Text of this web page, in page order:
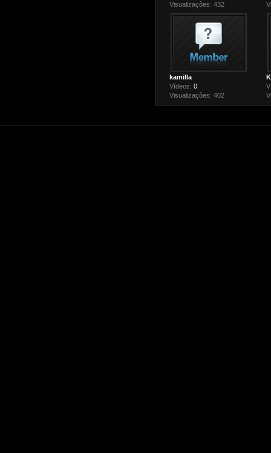
Visualizações: 432
kamilla
Vídeos: 0
Visualizações: 402